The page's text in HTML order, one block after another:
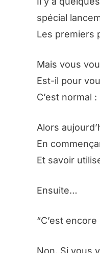
spécial
Les premiers
Mais vous
Est-il pour
C’est normal
Alors
En
Et savoir
Ensuite…
“C’est